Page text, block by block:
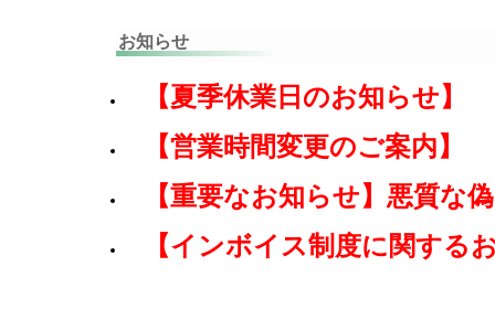
お知らせ
【夏季休業日のお知らせ】
【営業時間変更のご案内】
【重要なお知らせ】悪質な
【インボイス制度に関する